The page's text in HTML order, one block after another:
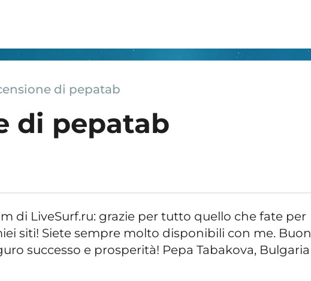
di pepatab
di pepatab
di LiveSurf.ru: grazie per tutto quello che fate per
siti! Siete sempre molto disponibili con me. Buon
successo e prosperità! Pepa Tabakova, Bulgaria